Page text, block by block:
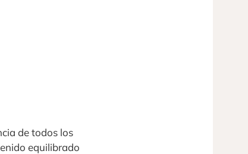
de todos los
equilibrado